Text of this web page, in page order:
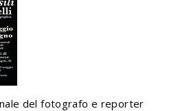
del fotografo e reporter